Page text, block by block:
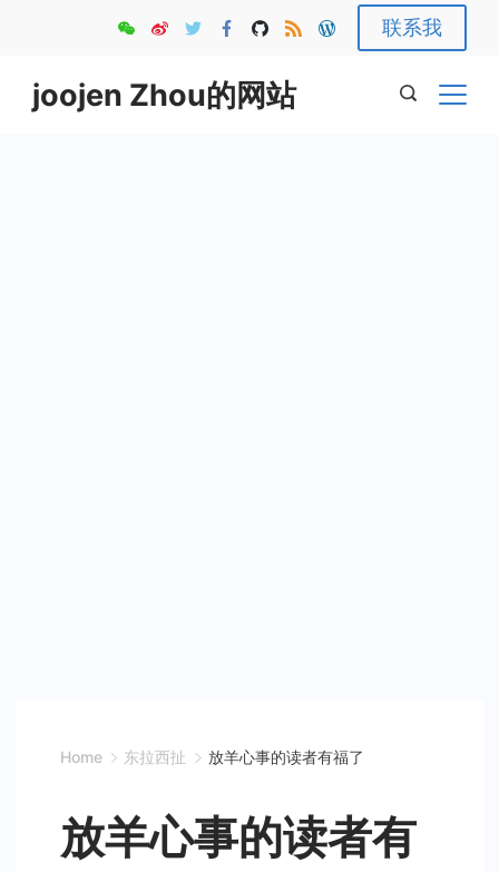
content
联系我
joojen Zhou的网站
Home 东拉西扯 放羊心事的读者有福了
放羊心事的读者有